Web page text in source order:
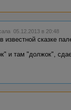
05.12.2013 в 20:48
известной сказке
и там "должок",